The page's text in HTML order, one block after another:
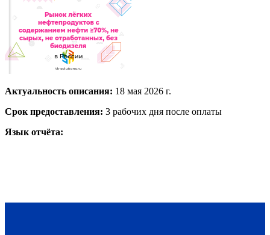
Актуальность описания: 18 мая 2026 г.
Срок предоставления: 3 рабочих дня после оплаты
Язык отчёта: